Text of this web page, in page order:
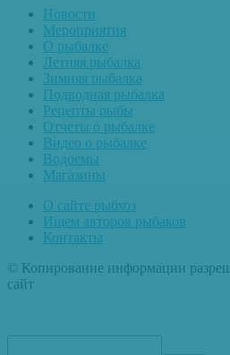
Новости
Мероприятия
О рыбалке
Летняя рыбалка
Зимняя рыбалка
Подводная рыбалка
Рецепты рыбы
Отчеты о рыбалке
Видео о рыбалке
Водоемы
Магазины
О сайте рыбхоз
Ищем авторов рыбаков
Контакты
© Копирование информации
сайт